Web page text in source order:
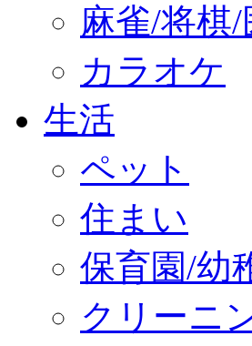
麻雀/将棋/
カラオケ
生活
ペット
住まい
保育園/幼
クリーニ